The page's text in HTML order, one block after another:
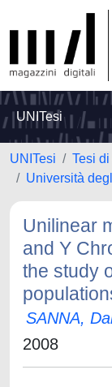
UNITesi
UNITesi
Tesi
Università
Unilinear
and Y
the study
SANNA,
2008